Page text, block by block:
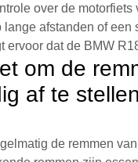
over de
lange afstanden of
ervoor dat de BMW
om de
af te
de remmen